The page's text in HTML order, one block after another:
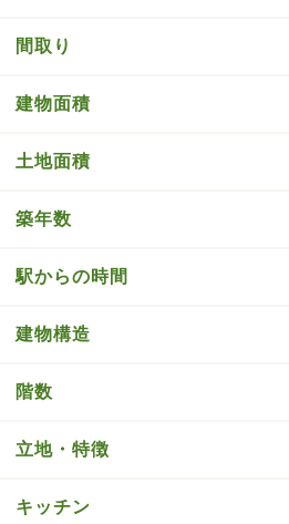
間取り
建物面積
土地面積
築年数
駅からの時間
建物構造
階数
立地・特徴
キッチン